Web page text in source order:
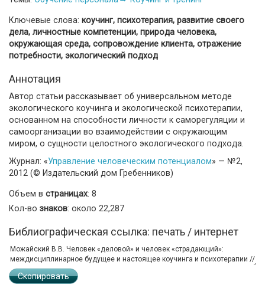
Ключевые слова: коучинг, психотерапия, развитие своего
дела, личностные компетенции, природа человека,
окружающая среда, сопровождение клиента, отражение
потребности, экологический подход
Аннотация
Автор статьи рассказывает об универсальном методе
экологического коучинга и экологической психотерапии,
основанном на способности личности к саморегуляции и
самоорганизации во взаимодействии с окружающим
миром, о сущности целостного экологического подхода.
Журнал: «Управление человеческим потенциалом» — №2,
2012 (© Издательский дом Гребенников)
Объем в страницах: 8
Кол-во знаков: около 22,287
Библиографическая ссылка: печать / интернет
Скопировать